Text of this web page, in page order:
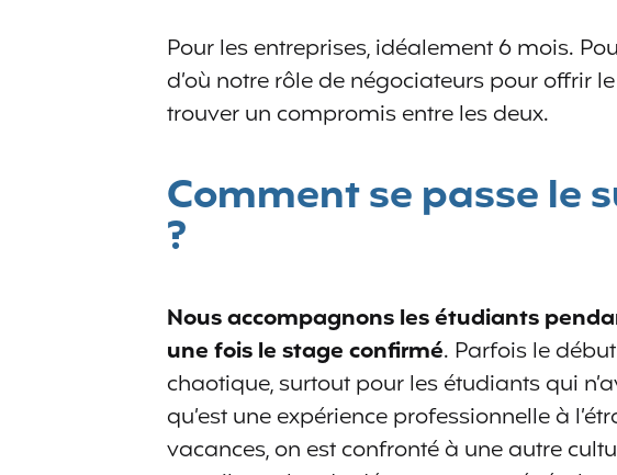
Pour les entreprises, idéalement 6 mois.
d’où notre rôle de négociateurs pour offrir
trouver un compromis entre les deux.
Comment se passe le
?
Nous accompagnons les étudiants
une fois le stage confirmé. Parfois le
chaotique, surtout pour les étudiants qui
qu’est une expérience professionnelle à
vacances, on est confronté à une autre